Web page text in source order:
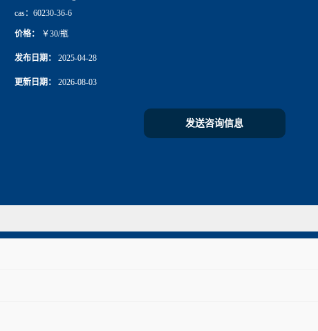
cas： 60230-36-6
价格： ￥30/瓶
发布日期： 2025-04-28
更新日期： 2026-08-03
发送咨询信息